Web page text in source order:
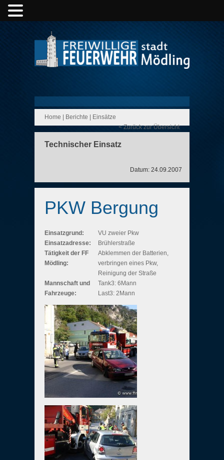
Home Berichte
Einsätze
< Zurück zur Übersicht
Technischer Einsatz
Datum: 24.09.2007
PKW Bergung
Einsatzgrund:
VU zweier Pkw
Einsatzadresse:
Brühlerstraße
Tätigkeit der FF
Mödling:
Abklemmen der Batterien,
verbringen eines Pkw,
Reinigung der Straße
Mannschaft und
Fahrzeuge:
Tank3: 6Mann
Last3: 2Mann